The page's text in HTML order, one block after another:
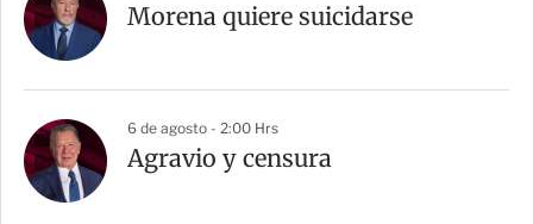
Morena quiere suicidarse
6 de agosto - 2:00 Hrs
Agravio y censura